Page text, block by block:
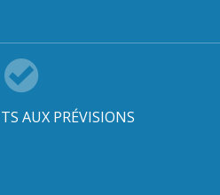
AUX PRÉVISIONS